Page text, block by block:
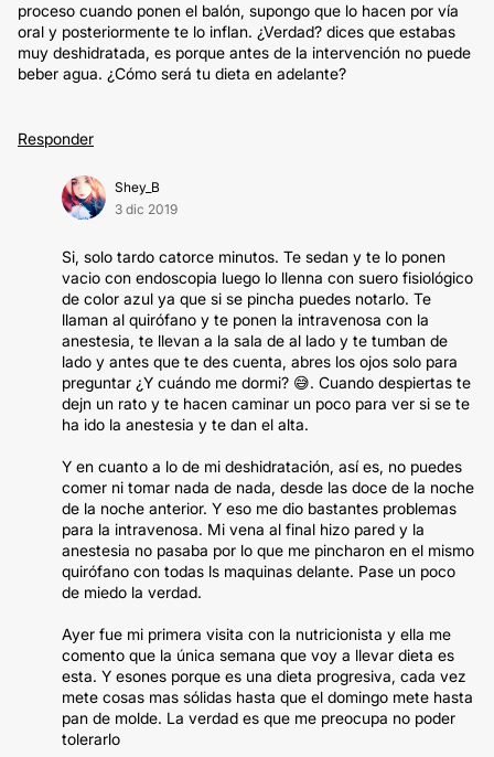
proceso cuando ponen el balón, supongo que lo hacen por vía
oral y posteriormente te lo inflan. ¿Verdad? dices que estabas
muy deshidratada, es porque antes de la intervención no puede
beber agua. ¿Cómo será tu dieta en adelante?
Responder
Shey_B
3 dic 2019
Si, solo tardo catorce minutos. Te sedan y te lo ponen
vacio con endoscopia luego lo llenna con suero fisiológico
de color azul ya que si se pincha puedes notarlo. Te
llaman al quirófano y te ponen la intravenosa con la
anestesia, te llevan a la sala de al lado y te tumban de
lado y antes que te des cuenta, abres los ojos solo para
preguntar ¿Y cuándo me dormi? 😅. Cuando despiertas te
dejn un rato y te hacen caminar un poco para ver si se te
ha ido la anestesia y te dan el alta.
Y en cuanto a lo de mi deshidratación, así es, no puedes
comer ni tomar nada de nada, desde las doce de la noche
de la noche anterior. Y eso me dio bastantes problemas
para la intravenosa. Mi vena al final hizo pared y la
anestesia no pasaba por lo que me pincharon en el mismo
quirófano con todas ls maquinas delante. Pase un poco
de miedo la verdad.
Ayer fue mi primera visita con la nutricionista y ella me
comento que la única semana que voy a llevar dieta es
esta. Y esones porque es una dieta progresiva, cada vez
mete cosas mas sólidas hasta que el domingo mete hasta
pan de molde. La verdad es que me preocupa no poder
tolerarlo